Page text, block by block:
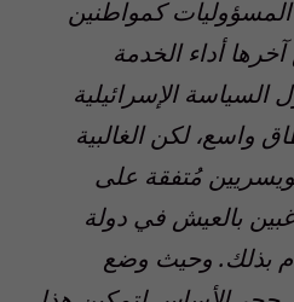
المسؤوليات كمواطنين
أداء الخدمة
السياسة الإسرائيلية
واسع، لكن الغالبية
مُتفقة على
بالعيش في دولة
بذلك. وحيث وضع